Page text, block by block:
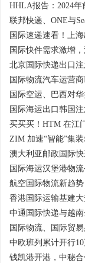
HHLA报告：2024年
联邦快递、ONE与
国际速递速看！上
国际快件需求激增
北京国际快递出口
国际物流汽车运营
国际空运、巴西对
国际海运出口韩国
买买买！HTM 在江
ZIM 加速“智能”集
澳大利亚邮政国际
国际海运汉堡港物
航空国际物流新趋
香港国际运输基建
中通国际快递与越
国际物流、国际贸
中欧班列累计开行
钱凯港开港，中秘